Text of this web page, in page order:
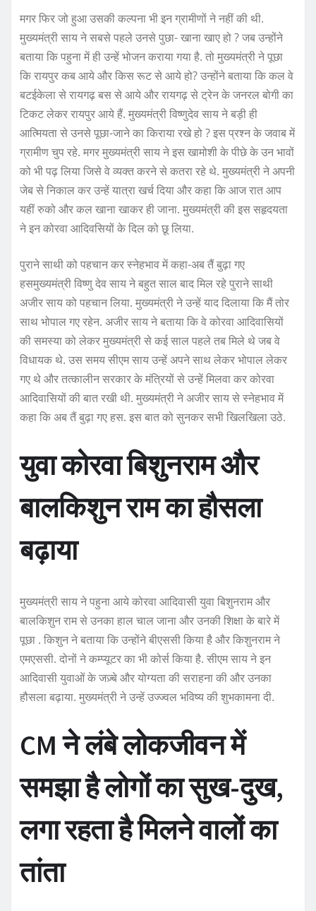
मगर फिर जो हुआ उसकी कल्पना भी इन ग्रामीणों ने नहीं की थी.
मुख्यमंत्री साय ने सबसे पहले उनसे पुछा- खाना खाए हो ? जब उन्होंने
बताया कि पहुना में ही उन्हें भोजन कराया गया है. तो मुख्यमंत्री ने पूछा
कि रायपुर कब आये और किस रूट से आये हो? उन्होंने बताया कि कल वे
बटईकेला से रायगढ़ बस से आये और रायगढ़ से ट्रेन के जनरल बोगी का
टिकट लेकर रायपुर आये हैं. मुख्यमंत्री विष्णुदेव साय ने बड़ी ही
आत्मियता से उनसे पूछा-जाने का किराया रखे हो ? इस प्रश्न के जवाब में
ग्रामीण चुप रहे. मगर मुख्यमंत्री साय ने इस खामोशी के पीछे के उन भावों
को भी पढ़ लिया जिसे वे व्यक्त करने से कतरा रहे थे. मुख्यमंत्री ने अपनी
जेब से निकाल कर उन्हें यात्रा खर्च दिया और कहा कि आज रात आप
यहीं रुको और कल खाना खाकर ही जाना. मुख्यमंत्री की इस सहृदयता
ने इन कोरवा आदिवसियों के दिल को छू लिया.
पुराने साथी को पहचान कर स्नेहभाव में कहा-अब तैं बुढ़ा गए
हसमुख्यमंत्री विष्णु देव साय ने बहुत साल बाद मिल रहे पुराने साथी
अजीर साय को पहचान लिया. मुख्यमंत्री ने उन्हें याद दिलाया कि मैं तोर
साथ भोपाल गए रहेन. अजीर साय ने बताया कि वे कोरवा आदिवासियों
की समस्या को लेकर मुख्यमंत्री से कई साल पहले तब मिले थे जब वे
विधायक थे. उस समय सीएम साय उन्हें अपने साथ लेकर भोपाल लेकर
गए थे और तत्कालीन सरकार के मंत्रियों से उन्हें मिलवा कर कोरवा
आदिवासियों की बात रखी थी. मुख्यमंत्री ने अजीर साय से स्नेहभाव में
कहा कि अब तैं बुढ़ा गए हस. इस बात को सुनकर सभी खिलखिला उठे.
युवा कोरवा बिशुनराम और
बालकिशुन राम का हौसला
बढ़ाया
मुख्यमंत्री साय ने पहुना आये कोरवा आदिवासी युवा बिशुनराम और
बालकिशुन राम से उनका हाल चाल जाना और उनकी शिक्षा के बारे में
पूछा . किशुन ने बताया कि उन्होंने बीएससी किया है और किशुनराम ने
एमएससी. दोनों ने कम्प्यूटर का भी कोर्स किया है. सीएम साय ने इन
आदिवासी युवाओं के जज़्बे और योग्यता की सराहना की और उनका
हौसला बढ़ाया. मुख्यमंत्री ने उन्हें उज्ज्वल भविष्य की शुभकामना दी.
CM ने लंबे लोकजीवन में
समझा है लोगों का सुख-दुख,
लगा रहता है मिलने वालों का
तांता